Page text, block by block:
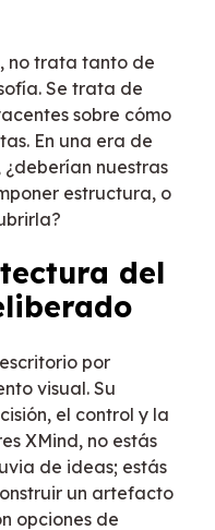
no trata tanto de
Se trata de
sobre cómo
En una era de
nuestras
estructura, o
del
por
visual. Su
el control y la
XMind, no estás
de ideas; estás
un artefacto
opciones de